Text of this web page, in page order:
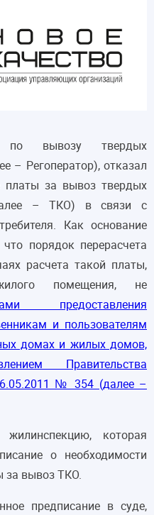
по вывозу твердых
– Регоператор), отказал
платы за вывоз твердых
– ТКО) в связи с
Как основание
порядок перерасчета
расчета такой платы,
помещения, не
предоставления
и пользователям
домах и жилых домов,
Правительства
№ 354 (далее –
которая
о необходимости
за вывоз ТКО.
предписание в суде,